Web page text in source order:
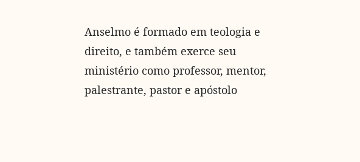
Anselmo é formado em teologia e
direito, e também exerce seu
ministério como professor, mentor,
palestrante, pastor e apóstolo